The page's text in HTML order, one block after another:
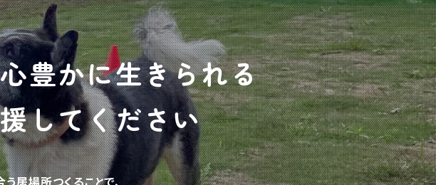
豊かに生きられる
してください
居場所つくることで、